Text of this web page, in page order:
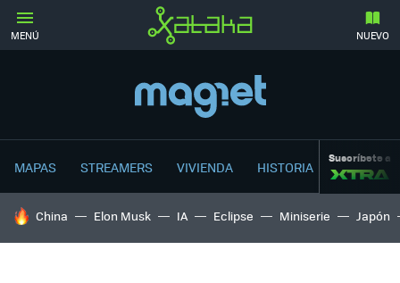
MENÚ NUEVO
MAPAS STREAMERS VIVIENDA HISTORIA Suscríbete a
HOY SE HABLA DE
China Elon Musk IA Eclipse Miniserie Japón